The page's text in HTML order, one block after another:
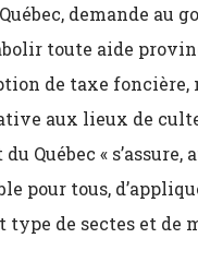
demande au
toute aide
de taxe
aux lieux de
Québec « s’assure,
pour tous,
type de sectes et de